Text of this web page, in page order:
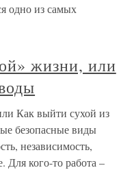
одно из самых
жизни, или
Как выйти сухой из
безопасные виды
независимость,
Для кого-то работа –